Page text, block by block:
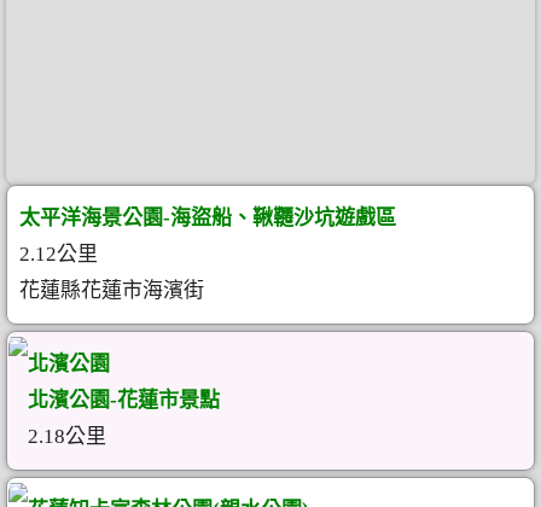
太平洋海景公園-海盜船、鞦韆沙坑遊戲區
2.12公里
花蓮縣花蓮市海濱街
北濱公園
北濱公園-花蓮市景點
2.18公里